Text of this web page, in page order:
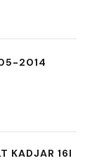
2014
KADJAR 16I